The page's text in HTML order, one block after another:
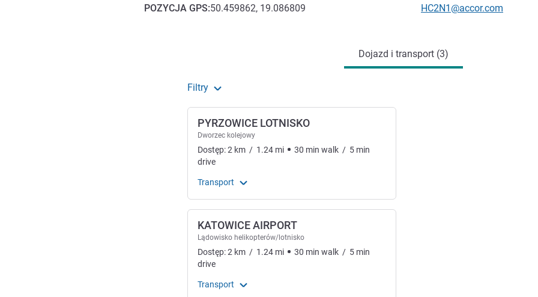
POZYCJA GPS:50.459862, 19.086809
Kontaktowy adres e-mail
HC2N1@accor.com
Dojazd i transport (3)
Filtry
PYRZOWICE LOTNISKO
Dworzec kolejowy
Dostęp:2 km / 1.24 mi 30 min walk / 5 min
drive
Transport
KATOWICE AIRPORT
Lądowisko helikopterów/lotnisko
Dostęp:2 km / 1.24 mi 30 min walk / 5 min
drive
Transport